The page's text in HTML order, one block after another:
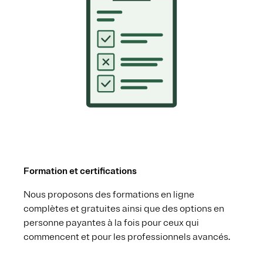
Formation et certifications
Nous proposons des formations en ligne
complètes et gratuites ainsi que des options en
personne payantes à la fois pour ceux qui
commencent et pour les professionnels avancés.